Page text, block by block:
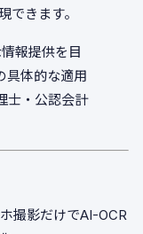
できます。
報提供を目
具体的な適用
士・公認会計
撮影だけでAI-OCR